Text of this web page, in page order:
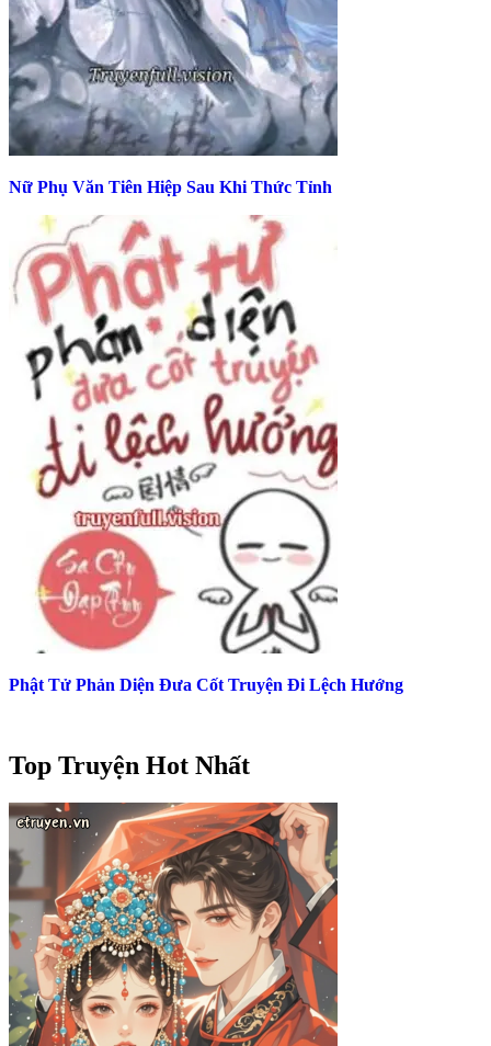
Nữ Phụ Văn Tiên Hiệp Sau Khi Thức Tỉnh
Phật Tử Phản Diện Đưa Cốt Truyện Đi Lệch Hướng
Top Truyện Hot Nhất